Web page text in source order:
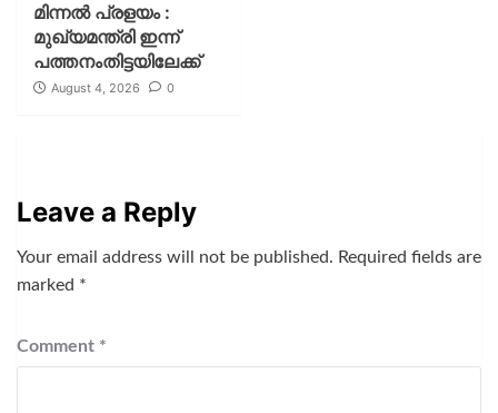
മിന്നല്‍ പ്രളയം :
മുഖ്യമന്ത്രി ഇന്ന്
പത്തനംതിട്ടയിലേക്ക്
August 4, 2026 0
Leave a Reply
Your email address will not be published. Required fields are
marked *
Comment *